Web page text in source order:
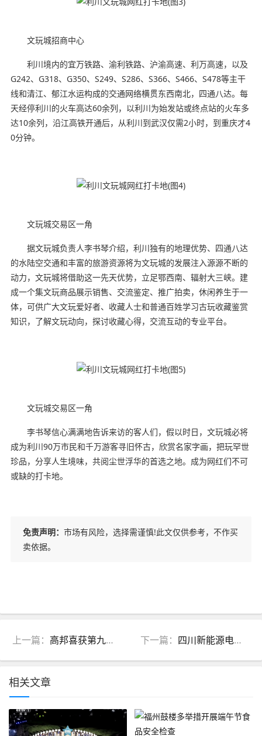
文玩城招商中心
利川境内的宜万铁路、渝利铁路、沪渝高速、利万高速，以及
G242、G318、G350、S249、S286、S366、S466、S478等主干
线和清江、郁江水运构成的交通网络横贯东西南北，四通八达。每
天经停利川的火车高达60余列，以利川为始发站或终点站的火车多
达10余列，沿江高铁开通后，从利川到武汉仅需2小时，到重庆才4
0分钟。
文玩城交易区一角
据文玩城负责人李书琴介绍，利川独有的地理优势、四通八达
的水陆空交通和丰富的旅游资源将为文玩城的发展注入源源不断的
动力，文玩城将借助这一先天优势，立足鄂西南、辐射大三峡。建
成一个集文玩商品展示销售、交流鉴定、推广拍卖，休闲养生于一
体，可供广大文玩爱好者、收藏人士和普通百姓学习古玩收藏鉴赏
知识，了解文玩动向，探讨收藏心得，交流互动的专业平台。
文玩城交易区一角
李书琴信心满满地告诉来访的客人们，假以时日，文玩城必将
成为利川90万市民和千万游客寻旧怀古，欣赏名家字画，把玩罕世
珍品，分享人生境味，共阅尘世浮华的首选之地。成为网红们不可
或缺的打卡地。
免责声明： 市场有风险，选择需谨慎!此文仅供参考，不作买
卖依据。
上一篇： 高邦喜获第九届全国品牌故事大赛南宁赛区演讲征文三项二等奖 下一篇： 四川新能源电力发展大会参会指南
相关文章